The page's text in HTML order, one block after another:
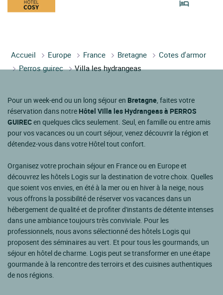
Accueil Europe France Bretagne
Cotes d'armor
Perros guirec
Villa les hydrangeas
Pour un week-end ou un long séjour en Bretagne , faites votre
réservation dans notre Hôtel Villa les Hydrangeas à PERROS
GUIRECen quelques clics seulement. Seul, en famille ou entre amis
pour vos vacances ou un court séjour, venez découvrir la région et
détendez-vous dans votre Hôtel tout confort.
Organisez votre prochain séjour en France ou en Europe et
découvrez les hôtels Logis sur la destination de votre choix. Quelles
que soient vos envies, en été à la mer ou en hiver à la neige, nous
vous offrons la possibilité de réserver vos vacances dans un
hébergement de qualité et de profiter d'instants de détente intenses
dans une ambiance toujours très conviviale. Pour les
professionnels, nous avons sélectionné des hôtels Logis qui
proposent des séminaires au vert. Et pour tous les gourmands, un
séjour en hôtel de charme. Logis peut se transformer en une étape
gourmande à la rencontre des terroirs et des cuisines authentiques
de nos régions.